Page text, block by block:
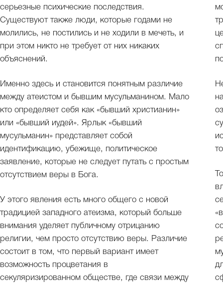
серьезные психические последствия.
Существуют также люди, которые годами не
молились, не постились и не ходили в мечеть, и
при этом никто не требует от них никаких
объяснений.
Именно здесь и становится понятным различие
между атеистом и бывшим мусульманином. Мало
кто определяет себя как «бывший христианин»
или «бывший иудей». Ярлык «бывший
мусульманин» представляет собой
идентификацию, убежище, политическое
заявление, которые не следует путать с простым
отсутствием веры в Бога.
У этого явления есть много общего с новой
традицией западного атеизма, который больше
внимания уделяет публичному отрицанию
религии, чем просто отсутствию веры. Различие
состоит в том, что первый вариант имеет
возможность процветания в
секуляризированном обществе, где связи между